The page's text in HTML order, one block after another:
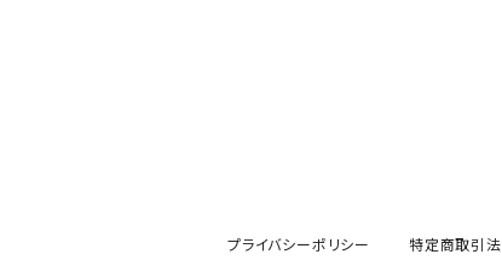
プライバシーポリシー 特定商取引